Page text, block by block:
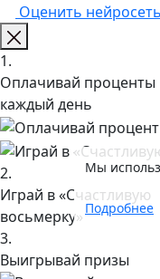
Оценить
Мы
Подробнее
1.
Оплачивай проценты
каждый день
2.
Играй в «Счастливую
восьмерку»
3.
Выигрывай призы